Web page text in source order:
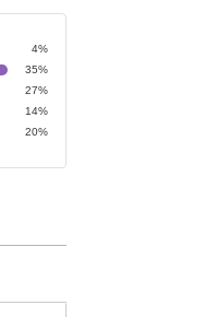
4%
35%
27%
14%
20%